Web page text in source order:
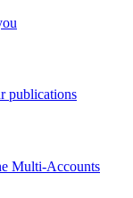
publications
Multi-Accounts